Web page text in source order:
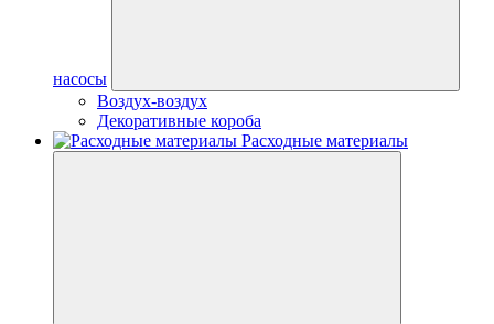
насосы
Воздух-воздух
Декоративные короба
Расходные материалы